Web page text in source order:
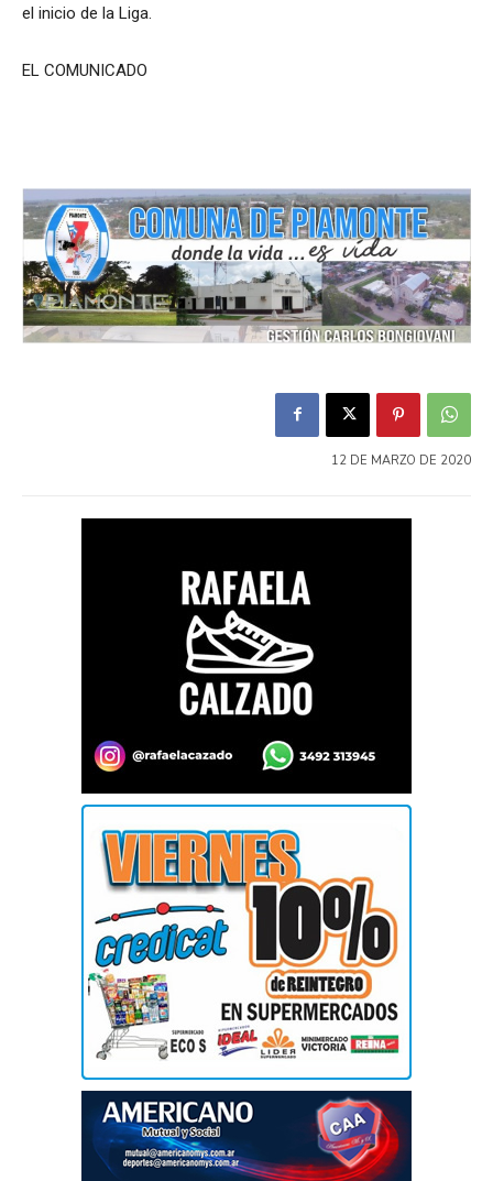
el inicio de la Liga.
EL COMUNICADO
12 DE MARZO DE 2020